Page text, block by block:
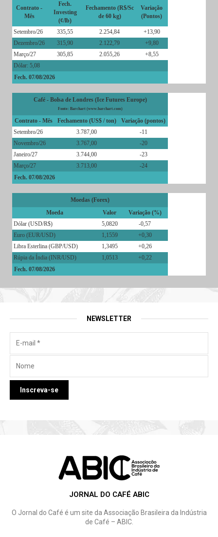
Contrato -
Mês
Fech.
Investing
(¢/lb)
Fechamento (R$/Sc
de 60 kg)
Variação
(Pontos)
Setembro/26 335,55 2.254,84
+13,90
Dezembro/26
315,90 2.122,79
+9,80
Março/27
305,85 2.055,26
+8,55
Dólar: 5,08
Fech. 07/08/2026
Café - Bolsa de Londres (Ice Futures Europe)
Fonte: Barchart (www.barchart.com)
Contrato - Mês Fechamento (US$ / ton)
Variação (pontos)
Setembro/26
3.787,00
-11
Novembro/26
3.767,00
-20
Janeiro/27
3.744,00
-23
Março/27
3.713,00
-24
Fech. 07/08/2026
Moedas (Forex)
Moeda
Valor
Variação (%)
Dólar (USD/R$)
5,0820
-0,57
Euro (EUR/USD)
1,1559
+0,30
Libra Esterlina (GBP/USD)
1,3495
+0,26
Rúpia da Índia (INR/USD)
1,0513
+0,22
Fech. 07/08/2026
NEWSLETTER
JORNAL DO CAFÉ ABIC
O Jornal do Café é um site da Associação Brasileira da Indústria
de Café – ABIC.